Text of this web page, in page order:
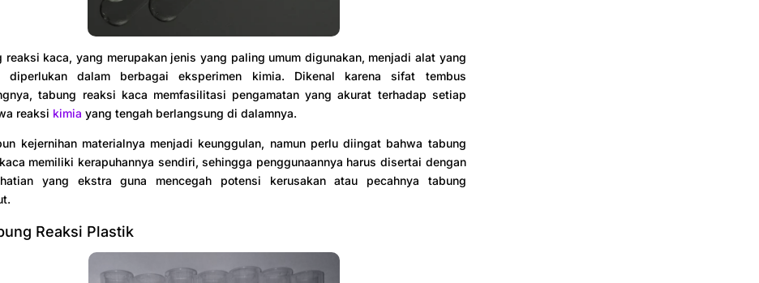
reaksi kaca, yang merupakan jenis yang paling umum digunakan, menjadi alat yang
diperlukan dalam berbagai eksperimen kimia. Dikenal karena sifat tembus
tabung reaksi kaca memfasilitasi pengamatan yang akurat terhadap setiap
reaksi kimia yang tengah berlangsung di dalamnya.
kejernihan materialnya menjadi keunggulan, namun perlu diingat bahwa tabung
memiliki kerapuhannya sendiri, sehingga penggunaannya harus disertai dengan
hatian yang ekstra guna mencegah potensi kerusakan atau pecahnya tabung
Reaksi Plastik